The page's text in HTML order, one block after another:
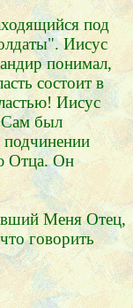
под
Иисус
понимал,
состоит в
Иисус
Сам был
Отца. Он
Меня Отец,
говорить